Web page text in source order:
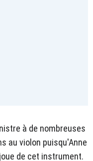
à de nombreuses
au violon puisqu'Anne
de cet instrument.